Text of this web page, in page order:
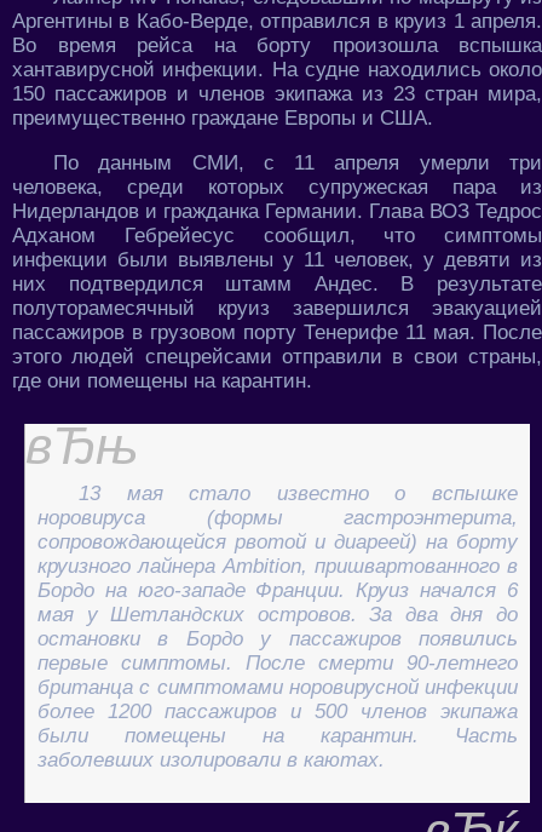
Аргентины в Кабо-Верде, отправился в круиз 1 апреля.
Во время рейса на борту произошла вспышка
хантавирусной инфекции. На судне находились около
150 пассажиров и членов экипажа из 23 стран мира,
преимущественно граждане Европы и США.
По данным СМИ, с 11 апреля умерли три
человека, среди которых супружеская пара из
Нидерландов и гражданка Германии. Глава ВОЗ Тедрос
Адханом Гебрейесус сообщил, что симптомы
инфекции были выявлены у 11 человек, у девяти из
них подтвердился штамм Андес. В результате
полуторамесячный круиз завершился эвакуацией
пассажиров в грузовом порту Тенерифе 11 мая. После
этого людей спецрейсами отправили в свои страны,
где они помещены на карантин.
13 мая стало известно о вспышке
норовируса (формы гастроэнтерита,
сопровождающейся рвотой и диареей) на борту
круизного лайнера Ambition, пришвартованного в
Бордо на юго-западе Франции. Круиз начался 6
мая у Шетландских островов. За два дня до
остановки в Бордо у пассажиров появились
первые симптомы. После смерти 90-летнего
британца с симптомами норовирусной инфекции
более 1200 пассажиров и 500 членов экипажа
были помещены на карантин. Часть
заболевших изолировали в каютах.